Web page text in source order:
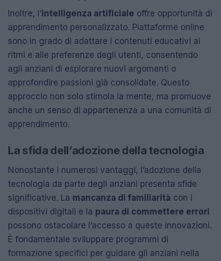
Inoltre, l’intelligenza artificiale offre opportunità di
apprendimento personalizzato. Piattaforme online
sono in grado di adattare i contenuti educativi ai
ritmi e alle preferenze degli utenti, consentendo
agli anziani di esplorare nuovi argomenti o
approfondire passioni già consolidate. Questo
approccio non solo stimola la mente, ma promuove
anche un senso di appartenenza a una comunità di
apprendimento.
La sfida dell’adozione della tecnologia
Nonostante i numerosi vantaggi, l’adozione della
tecnologia da parte degli anziani presenta sfide
significative. La mancanza di familiarità con i
dispositivi digitali e la paura di commettere errori
possono ostacolare l’accesso a queste innovazioni.
È fondamentale sviluppare programmi di
formazione specifici per guidare gli anziani nella